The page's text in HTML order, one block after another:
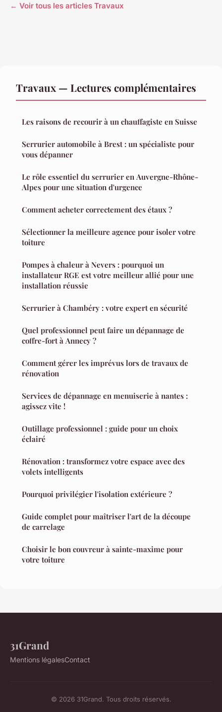
← Voir tous les articles Travaux
Travaux — Lectures complémentaires
Les raisons de recourir à un chauffagiste en Suisse
Serrurier automobile à Brest : un spécialiste pour
vous dépanner
Le rôle essentiel du serrurier en Auvergne-Rhône-
Alpes pour une situation d'urgence
Comment acheter correctement des étaux ?
Sélectionner la meilleure agence pour isoler votre
toiture
Pompes à chaleur à Nevers : pourquoi un
installateur RGE est votre meilleur allié pour une
installation réussie
Serrurier à Chambéry : votre expert en sécurité
Quel professionnel peut faire un dépannage de
coffre-fort à Annecy ?
Comment gérer les imprévus lors de travaux de
rénovation
Services de dépannage en menuiserie à nantes :
agissez vite !
Outillage professionnel : guide pour un choix
éclairé
Rénovation : transformez votre espace avec des
volets intelligents
Pourquoi privilégier l'isolation extérieure ?
Guide complet pour maîtriser l'art de la découpe
de carrelage
Choisir le bon couvreur à sainte-maxime pour
votre toiture
31Grand
Mentions légalesContact
© 2026 31Grand. Tous droits réservés.